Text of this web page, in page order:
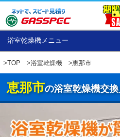
浴室乾燥機メニュー
>TOP >浴室乾燥機 >恵那市
恵那市の浴室乾燥機交